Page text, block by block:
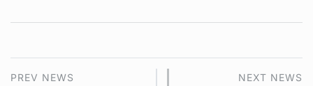
PREV NEWS NEXT NEWS